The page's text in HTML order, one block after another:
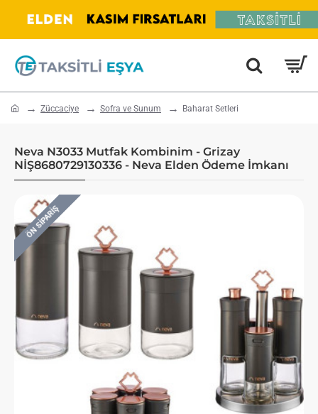
home Züccaciye Sofra ve Sunum Baharat Setleri
Neva N3033 Mutfak Kombinim - Grizay
NİŞ8680729130336 - Neva Elden Ödeme İmkanı
ÖN SIPARIŞ